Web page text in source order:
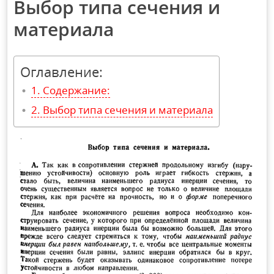
Выбор типа сечения и
материала
Оглавление:
Содержание:
Выбор типа сечения и материала